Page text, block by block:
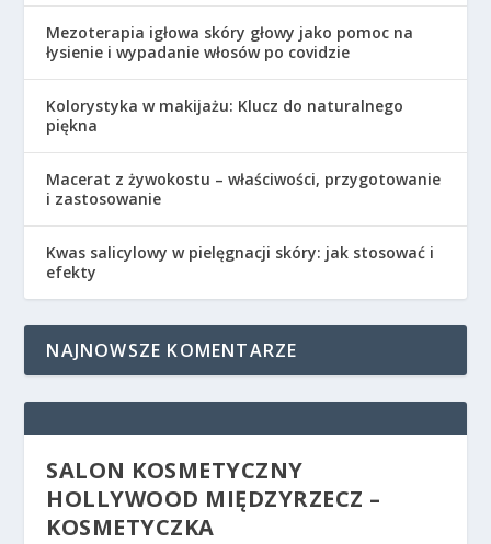
Mezoterapia igłowa skóry głowy jako pomoc na
łysienie i wypadanie włosów po covidzie
Kolorystyka w makijażu: Klucz do naturalnego
piękna
Macerat z żywokostu – właściwości, przygotowanie
i zastosowanie
Kwas salicylowy w pielęgnacji skóry: jak stosować i
efekty
NAJNOWSZE KOMENTARZE
SALON KOSMETYCZNY
HOLLYWOOD MIĘDZYRZECZ –
KOSMETYCZKA